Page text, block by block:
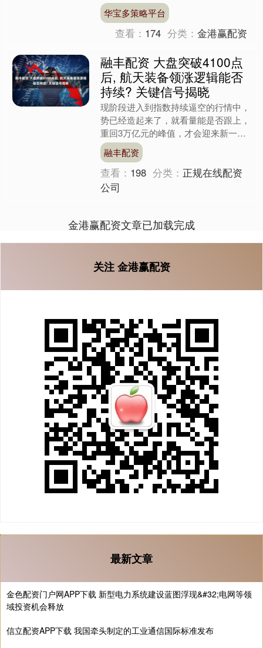
科技股的赚钱速度。然而，这背后潜藏
的风险，值得我们深思。 ....
华宝多策略平台
查看： 174 分类：金港赢配资
融丰配资 大盘突破4100点
后, 航天装备领涨逻辑能否
持续? 关键信号揭晓
现阶段进入到指数持续逼空的行情中，
势已经造起来了，就看量能是否跟上，
重回3万亿元的峰值，才会迎来新一轮
的持续上涨行情。现在场内资金分歧比
较大，每日都会出现大量的....
融丰配资
查看： 198 分类： 正规在线配资
公司
金港赢配资文章已加载完成
关注 金港赢配资
最新文章
金色配资门户网APP下载 新型电力系统建设蓝图浮现&#32;电网等领
域投资机会释放
信立配资APP下载 我国牵头制定的工业通信国际标准发布